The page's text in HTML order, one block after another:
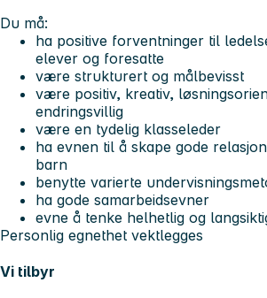
Du må:
ha positive forventninger til
elever og foresatte
være strukturert og målbevisst
være positiv, kreativ,
endringsvillig
være en tydelig klasseleder
ha evnen til å skape gode
barn
benytte varierte
ha gode samarbeidsevner
evne å tenke helhetlig og
Personlig egnethet vektlegges
Vi tilbyr